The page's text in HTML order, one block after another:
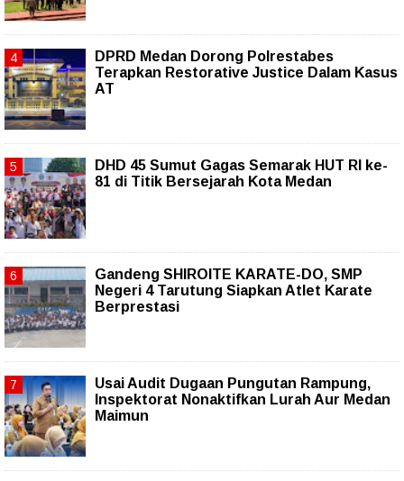
DPRD Medan Dorong Polrestabes
Terapkan Restorative Justice Dalam Kasus
AT
DHD 45 Sumut Gagas Semarak HUT RI ke-
81 di Titik Bersejarah Kota Medan
Gandeng SHIROITE KARATE-DO, SMP
Negeri 4 Tarutung Siapkan Atlet Karate
Berprestasi
Usai Audit Dugaan Pungutan Rampung,
Inspektorat Nonaktifkan Lurah Aur Medan
Maimun